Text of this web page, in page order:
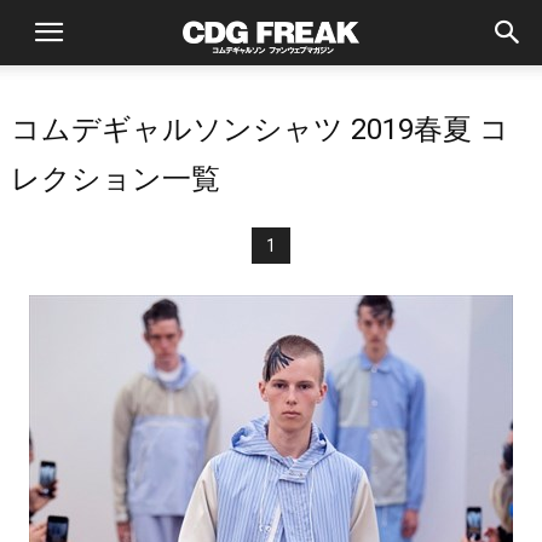
コムデギャルソンシャツ 2019春夏 コ
レクション一覧
1